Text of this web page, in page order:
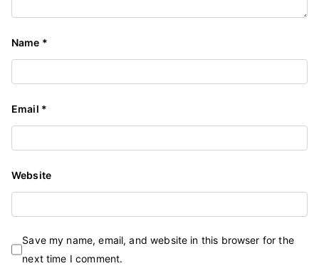
Name *
Email *
Website
Save my name, email, and website in this browser for the
next time I comment.